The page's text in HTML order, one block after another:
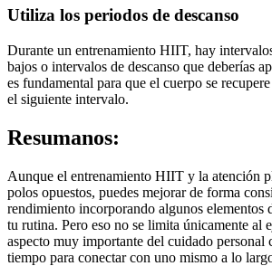
Utiliza los periodos de descanso
Durante un entrenamiento HIIT, hay
bajos o intervalos de descanso que deberías
es fundamental para que el cuerpo se
el siguiente intervalo.
Resumanos:
Aunque el entrenamiento HIIT y la atención
polos opuestos, puedes mejorar de forma
rendimiento incorporando algunos elementos
tu rutina. Pero eso no se limita únicamente al
aspecto muy importante del cuidado personal
tiempo para conectar con uno mismo a lo